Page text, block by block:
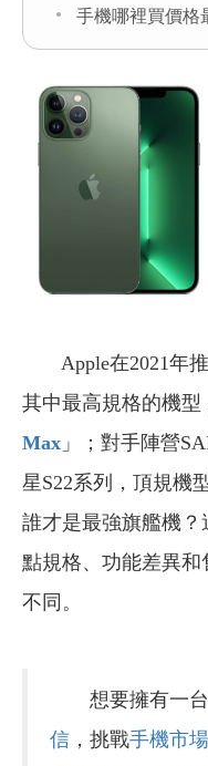
手機哪裡買價格
Apple在2021年推
其中最高規格的機型
Max 」；對手陣營
星S22系列，頂規機
誰才是最強旗艦機
點規格、功能差異
不同。
想要擁有一台
信 ，挑戰手機市